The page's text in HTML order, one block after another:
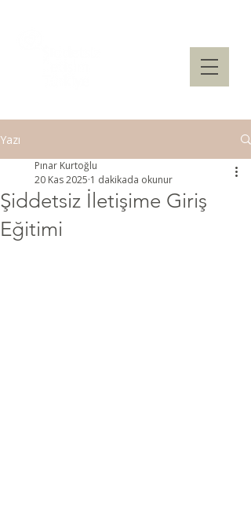
Yazı
Şiddetsiz İletişime Giriş
Eğitimi
Pınar Kurtoğlu
20 Kas 2025 1 dakikada okunur